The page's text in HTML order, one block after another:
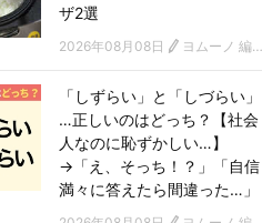
ザ2選
2026年08月08日 ヨムーノ 編集部
「しずらい」と「しづらい」
…正しいのはどっち？【社会
人なのに恥ずかしい…】
→「え、そっち！？」「自信
満々に答えたら間違った…」